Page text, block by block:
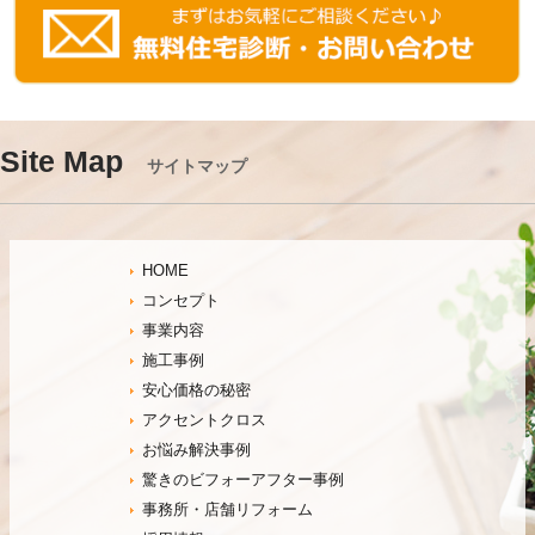
Site Map サイトマップ
HOME
コンセプト
事業内容
施工事例
安心価格の秘密
アクセントクロス
お悩み解決事例
驚きのビフォーアフター事例
事務所・店舗リフォーム